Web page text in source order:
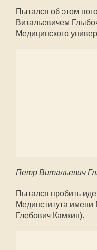
Пытался об этом
Витальевичем
Медицинского
Петр Витальевич
Пытался пробить
Мединститута имени
Глебович Камкин).